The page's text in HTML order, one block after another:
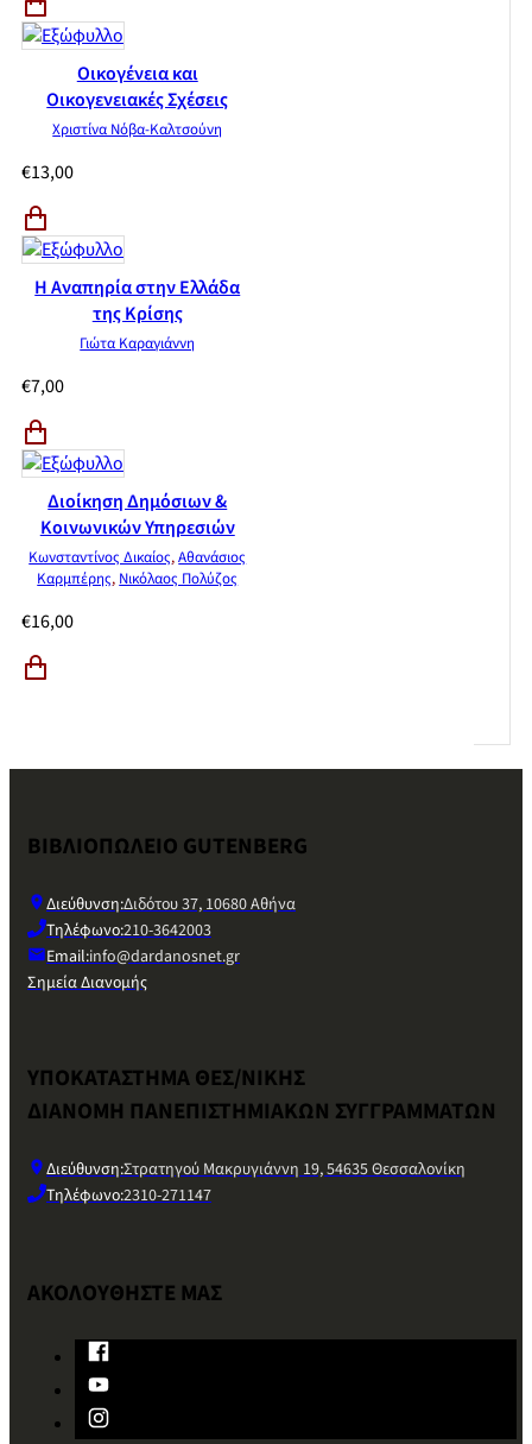
Οικογένεια και
Οικογενειακές Σχέσεις
Χριστίνα Νόβα-Καλτσούνη
€13,00
Η Αναπηρία στην Ελλάδα
της Κρίσης
Γιώτα Καραγιάννη
€7,00
Διοίκηση Δημόσιων &
Κοινωνικών Υπηρεσιών
Κωνσταντίνος Δικαίος,Αθανάσιος
Καρμπέρης, Νικόλαος Πολύζος
€16,00
ΒΙΒΛΙΟΠΩΛΕΙΟ GUTENBERG
Διεύθυνση:Διδότου 37, 10680 Αθήνα
Τηλέφωνο:210-3642003
Email:info@dardanosnet.gr
Σημεία Διανομής
ΥΠΟΚΑΤΑΣΤΗΜΑ ΘΕΣ/ΝΙΚΗΣ
ΔΙΑΝΟΜΗ ΠΑΝΕΠΙΣΤΗΜΙΑΚΩΝ ΣΥΓΓΡΑΜΜΑΤΩΝ
Διεύθυνση:Στρατηγού Μακρυγιάννη 19, 54635 Θεσσαλονίκη
Τηλέφωνο:2310-271147
ΑΚΟΛΟΥΘΗΣΤΕ ΜΑΣ